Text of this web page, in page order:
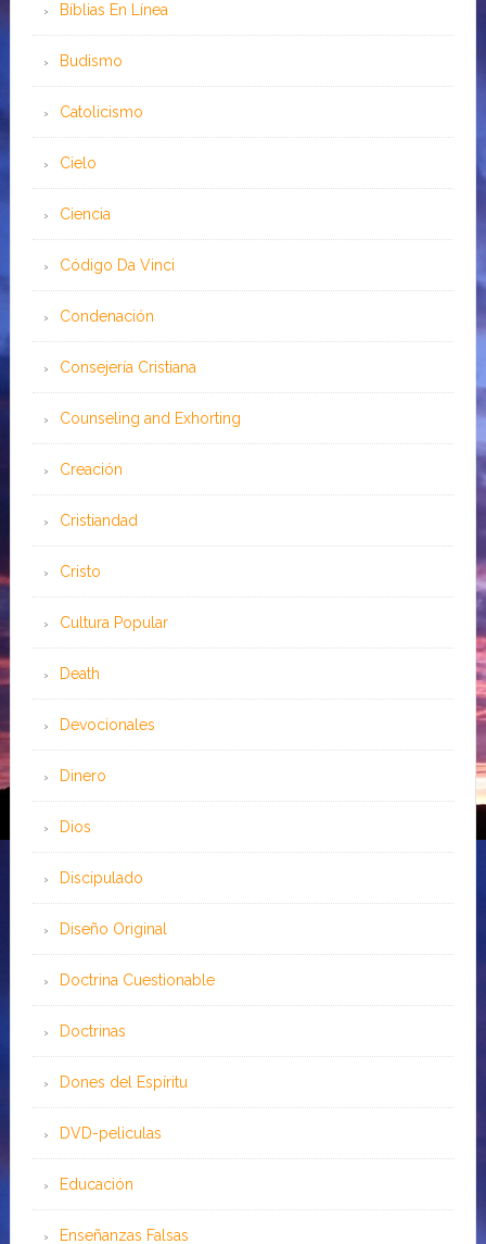
Bíblias En Línea
Budismo
Catolicismo
Cielo
Ciencia
Código Da Vinci
Condenación
Consejería Cristiana
Counseling and Exhorting
Creación
Cristiandad
Cristo
Cultura Popular
Death
Devocionales
Dinero
Dios
Discipulado
Diseño Original
Doctrina Cuestionable
Doctrinas
Dones del Espíritu
DVD-peliculas
Educación
Enseñanzas Falsas